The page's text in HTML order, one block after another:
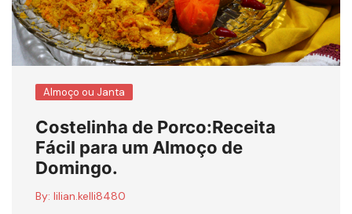
Almoço ou Janta
Costelinha de Porco:Receita
Fácil para um Almoço de
Domingo.
By: lilian.kelli8480